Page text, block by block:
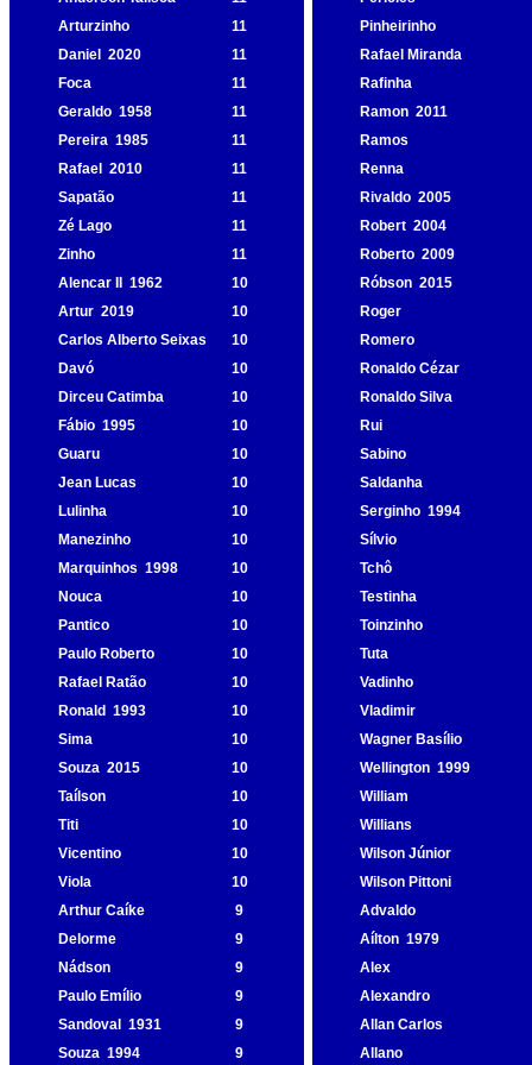
Arturzinho
11
Pinheirinho
Daniel
2020 11
Rafael Miranda
Foca
11
Rafinha
Geraldo 1958 11 Ramon 2011
Pereira 1985 11
Ramos
Rafael
2010 11
Renna
Sapatão
11 Rivaldo 2005
Zé Lago
11 Robert 2004
Zinho
11 Roberto 2009
Alencar II
1962 10 Róbson 2015
Artur 2019 10
Roger
Carlos Alberto Seixas
10
Romero
Davó
10
Ronaldo Cézar
Dirceu Catimba
10
Ronaldo Silva
Fábio 1995 10
Rui
Guaru
10
Sabino
Jean Lucas
10
Saldanha
Lulinha
10 Serginho 1994
Manezinho
10
Sílvio
Marquinhos 1998 10
Tchô
Nouca
10
Testinha
Pantico
10
Toinzinho
Paulo Roberto
10
Tuta
Rafael Ratão
10
Vadinho
Ronald 1993 10
Vladimir
Sima
10
Wagner Basílio
Souza 2015 10 Wellington 1999
Taílson
10
William
Titi
10
Willians
Vicentino
10
Wilson Júnior
Viola
10
Wilson Pittoni
Arthur Caíke
9
Advaldo
Delorme
9 Aílton 1979
Nádson
9
Alex
Paulo Emílio
9
Alexandro
Sandoval
1931 9
Allan Carlos
Souza 1994 9 Allano